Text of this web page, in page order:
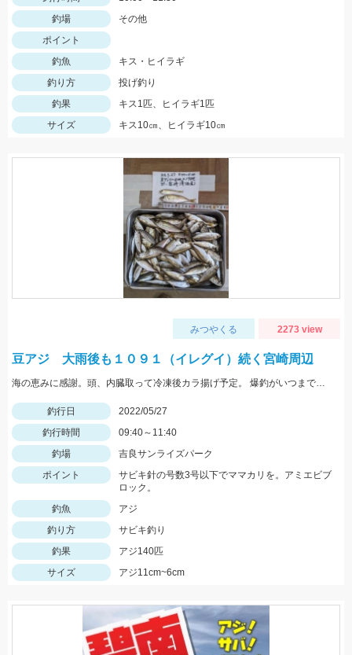
釣場
その他
ポイント
釣魚
キス・ヒイラギ
釣り方
投げ釣り
釣果
キス1匹、ヒイラギ1匹
サイズ
キス10㎝、ヒイラギ10㎝
みつやくる 2273 view
豆アジ 大雨後も１０９１（イレグイ）続く宮崎周辺
海の恵みに感謝。頭、内臓取って冷凍後カラ揚げ予定。 爆釣がいつまで続くか見守りたい。
釣行日
2022/05/27
釣行時間
09:40～11:40
釣場
吉良サンライズパーク
ポイント
サビキ針の号数3号以下でママカリを。アミエビブ
ロック。
釣魚
アジ
釣り方
サビキ釣り
釣果
アジ140匹
サイズ
アジ11cm~6cm